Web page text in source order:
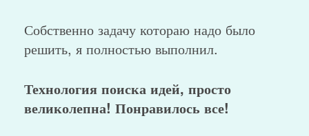
Собственно задачу котораю надо было
решить, я полностью выполнил.
Технология поиска идей, просто
великолепна! Понравилось все!